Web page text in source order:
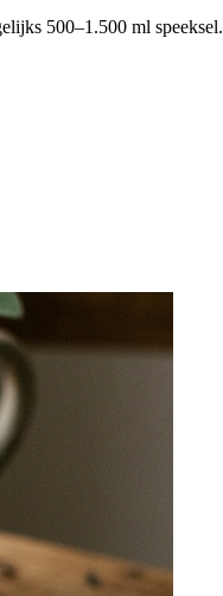
500–1.500 ml speeksel.